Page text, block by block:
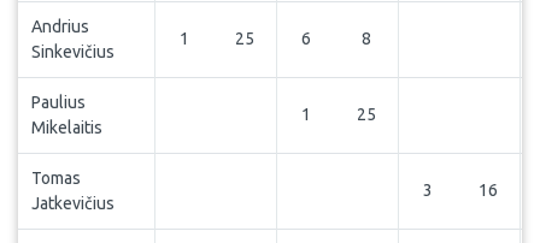
Andrius
Sinkevičius
1 25 6 8
Paulius
Mikelaitis
1 25
Tomas
Jatkevičius
3 16